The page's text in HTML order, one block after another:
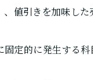
値引きを加味し
定的に発生する